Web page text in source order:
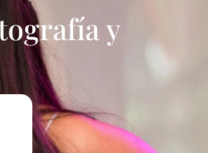
y